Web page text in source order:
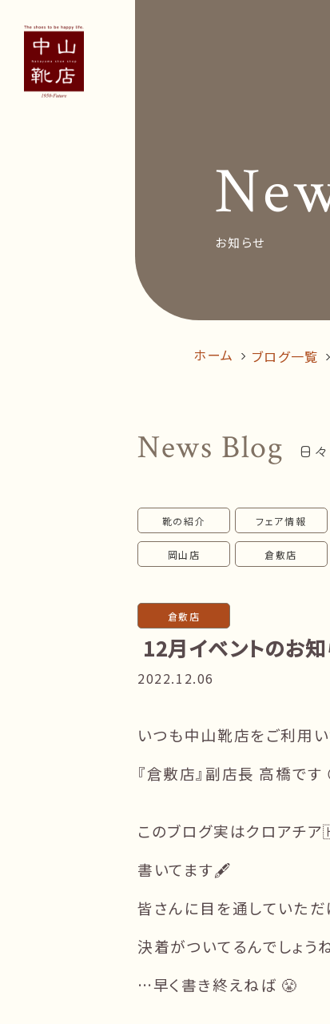
follow us!
お知らせ
ホーム ブログ一覧
News Blog 日
靴の紹介 フェア情報
岡山店 倉敷店
倉敷店
12月イベントの
2022.12.06
いつも中山靴店をご利用い
『倉敷店』副店長 高橋です
このブログ実はクロアチ
書いてます🖋
皆さんに目を通していた
決着がついてるんでしょう
…早く書き終えねば 😤